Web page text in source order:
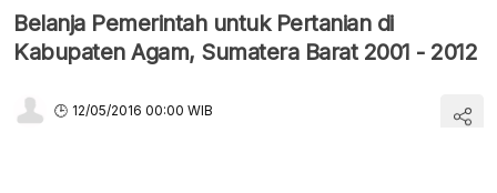
Belanja Pemerintah untuk Pertanian di
Kabupaten Agam, Sumatera Barat 2001 - 2012
12/05/2016 00:00 WIB